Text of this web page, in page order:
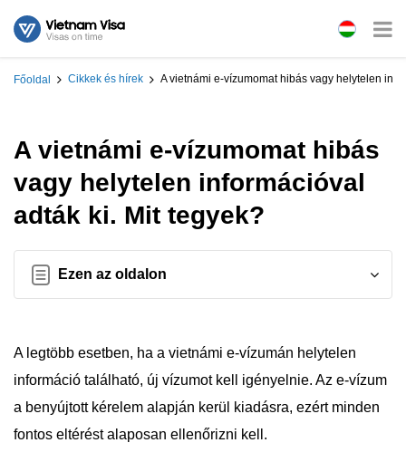
Főoldal Cikkek és hírek A vietnámi e-vízumomat hibás vagy helytelen
A vietnámi e-vízumomat hibás
vagy helytelen információval
adták ki. Mit tegyek?
Ezen az oldalon
A legtöbb esetben, ha a vietnámi e-vízumán helytelen
információ található, új vízumot kell igényelnie. Az e-vízum
a benyújtott kérelem alapján kerül kiadásra, ezért minden
fontos eltérést alaposan ellenőrizni kell.